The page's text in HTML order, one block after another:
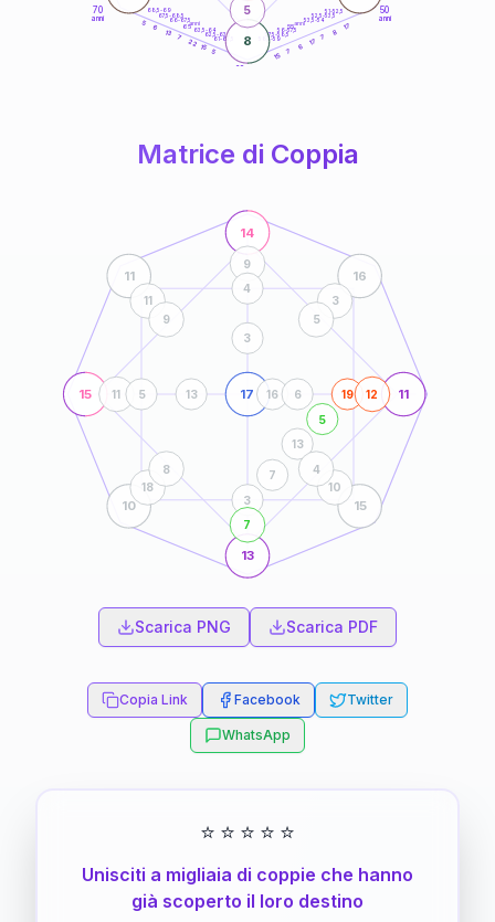
50
anni
60
70
anni
51-52,5
52,5-53,5
53,5-54
56-57,5
57,5-58,5
58,5-59
61-62,5
62,5-63,5
63,5-64
66-67,5
67,5-68,5
68,5-69
17
8
7
17
6
7
15
5
15
22
7
13
6
5
8
5
55anni
65anni
Matrice di Coppia
15
14
11
13
17
11 16
10 15
3
7
13
5
19
11
9
12
7
5
4
16 6
13
3
11
9
3
5
18
8
10
4
Scarica PNG Scarica PDF
Copia Link Facebook Twitter
WhatsApp
⭐ ⭐ ⭐ ⭐ ⭐
Unisciti a migliaia di coppie che hanno
già scoperto il loro destino